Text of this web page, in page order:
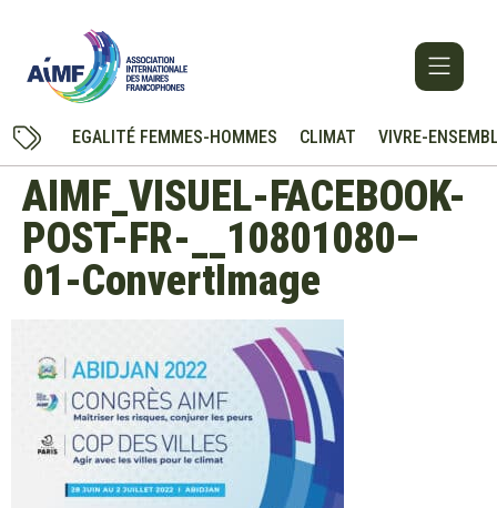
EGALITÉ FEMMES-HOMMES CLIMAT VIVRE-
AIMF_VISUEL-FACEBOOK-
POST-FR-__10801080–
01-ConvertImage